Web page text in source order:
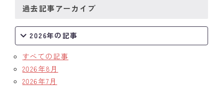
年間プログラム
木曜会
組織図
クラブのあゆみ
過去記事アーカイブ
2026年の記事
すべての記事
2026年8月
2026年7月